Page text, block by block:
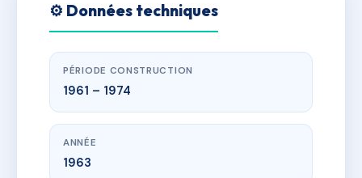
⚙️ Données techniques
PÉRIODE CONSTRUCTION
1961 – 1974
ANNÉE
1963